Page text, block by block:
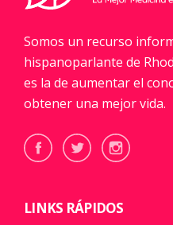
Somos un recurso
hispanoparlante de
es la de aumentar el
obtener una mejor vida.
LINKS RÁPIDOS